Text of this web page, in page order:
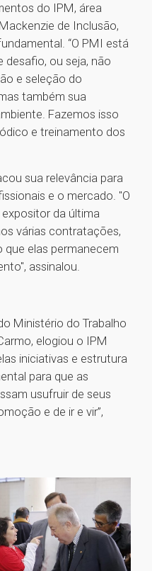
do IPM, área
de Inclusão,
“O PMI está
desafio, ou seja, não
e seleção do
também sua
Fazemos isso
e treinamento dos
sua relevância para
e o mercado. "O
da última
várias contratações,
elas permanecem
assinalou.
Ministério do Trabalho
elogiou o IPM
iniciativas e estrutura
para que as
usufruir de seus
e de ir e vir”,